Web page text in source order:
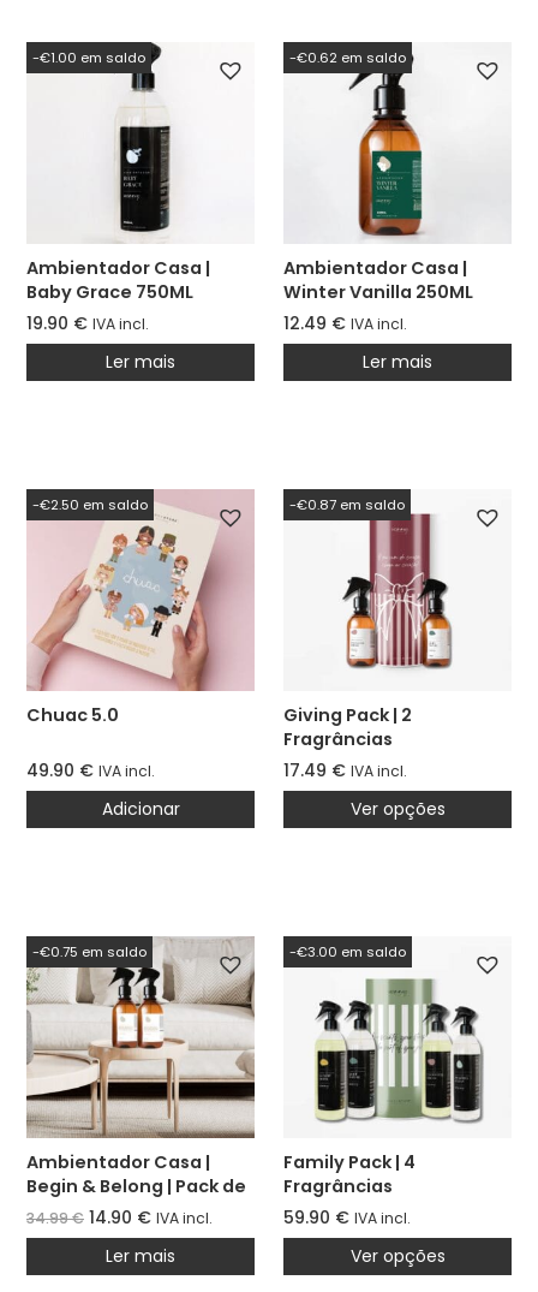
Ambientador Casa |
Baby Grace 750ML
[edição limitada]
19.90 € IVA incl.
-€1.00 em saldo
Ler mais
Ambientador Casa |
Winter Vanilla 250ML
(Especial Natal)
12.49 € IVA incl.
-€0.62 em saldo
Ler mais
Chuac 5.0
49.90 € IVA incl.
-€2.50 em saldo
Adicionar
Giving Pack | 2
Fragrâncias
17.49 € IVA incl.
-€0.87 em saldo
Ver opções
Ambientador Casa |
Begin & Belong | Pack de
2
34.99€ 14.90 € IVA incl.
-€0.75 em saldo
Ler mais
Family Pack | 4
Fragrâncias
59.90 € IVA incl.
-€3.00 em saldo
Ver opções